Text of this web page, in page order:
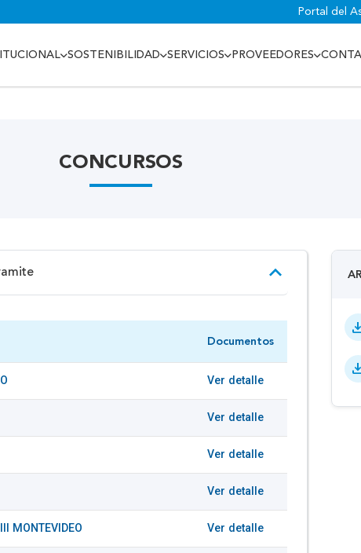
Portal del
SOSTENIBILIDAD SERVICIOS PROVEEDORES
CONCURSOS
Documentos
Ver detalle
Ver detalle
Ver detalle
Ver detalle
MONTEVIDEO Ver detalle